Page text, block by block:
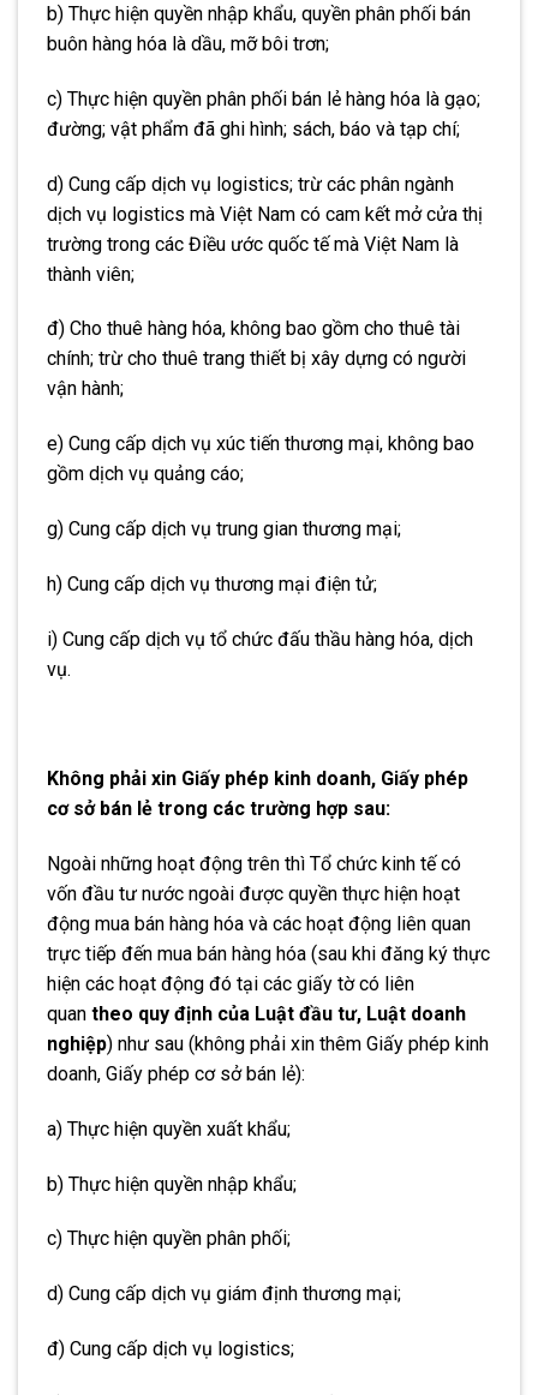
b) Thực hiện quyền nhập khẩu, quyền phân phối bán
buôn hàng hóa là dầu, mỡ bôi trơn;
c) Thực hiện quyền phân phối bán lẻ hàng hóa là gạo;
đường; vật phẩm đã ghi hình; sách, báo và tạp chí;
d) Cung cấp dịch vụ logistics; trừ các phân ngành
dịch vụ logistics mà Việt Nam có cam kết mở cửa thị
trường trong các Điều ước quốc tế mà Việt Nam là
thành viên;
đ) Cho thuê hàng hóa, không bao gồm cho thuê tài
chính; trừ cho thuê trang thiết bị xây dựng có người
vận hành;
e) Cung cấp dịch vụ xúc tiến thương mại, không bao
gồm dịch vụ quảng cáo;
g) Cung cấp dịch vụ trung gian thương mại;
h) Cung cấp dịch vụ thương mại điện tử;
i) Cung cấp dịch vụ tổ chức đấu thầu hàng hóa, dịch
vụ.
Không phải xin Giấy phép kinh doanh, Giấy phép
cơ sở bán lẻ trong các trường hợp sau:
Ngoài những hoạt động trên thì Tổ chức kinh tế có
vốn đầu tư nước ngoài được quyền thực hiện hoạt
động mua bán hàng hóa và các hoạt động liên quan
trực tiếp đến mua bán hàng hóa (sau khi đăng ký thực
hiện các hoạt động đó tại các giấy tờ có liên
quan theo quy định của Luật đầu tư, Luật doanh
nghiệp) như sau (không phải xin thêm Giấy phép kinh
doanh, Giấy phép cơ sở bán lẻ):
a) Thực hiện quyền xuất khẩu;
b) Thực hiện quyền nhập khẩu;
c) Thực hiện quyền phân phối;
d) Cung cấp dịch vụ giám định thương mại;
đ) Cung cấp dịch vụ logistics;